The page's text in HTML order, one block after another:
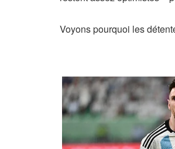
Voyons pourquoi les